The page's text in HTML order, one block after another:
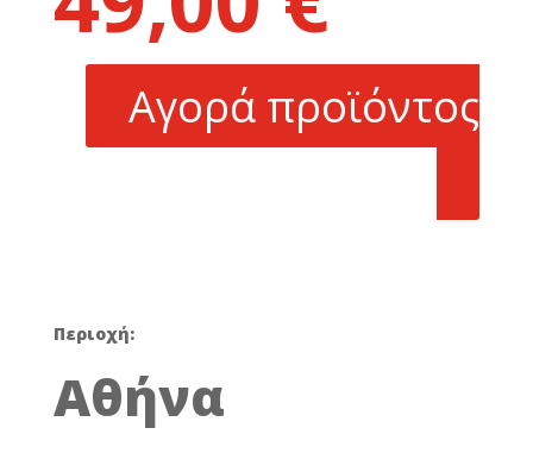
τιμή
είναι:
49,00 €.
Αγορά προϊόντος
Περιοχή:
Αθήνα